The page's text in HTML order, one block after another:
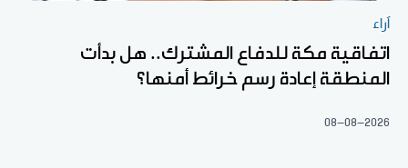
آراء
اتفاقية مكة للدفاع المشترك.. هل بدأت
المنطقة إعادة رسم خرائط أمنها؟
08-08-2026